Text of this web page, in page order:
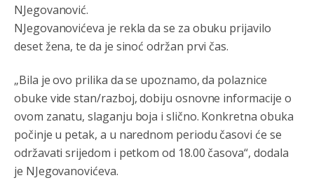
NJegovanović.
NJegovanovićeva je rekla da se za obuku prijavilo
deset žena, te da je sinoć održan prvi čas.
„Bila je ovo prilika da se upoznamo, da polaznice
obuke vide stan/razboj, dobiju osnovne informacije o
ovom zanatu, slaganju boja i slično. Konkretna obuka
počinje u petak, a u narednom periodu časovi će se
održavati srijedom i petkom od 18.00 časova“, dodala
je NJegovanovićeva.
Анонимно2553747
Kažu dolazi mađioničar napale.narodepazite možda je
to prerušeni fodik sa novim trikovima.
Анонимно2795928 8/4/2026 8:26
Анонимно2796323 8/4/2026 8:36
Sve su bitke zavrsene davno,samo nije za Kosovo
ravno!?